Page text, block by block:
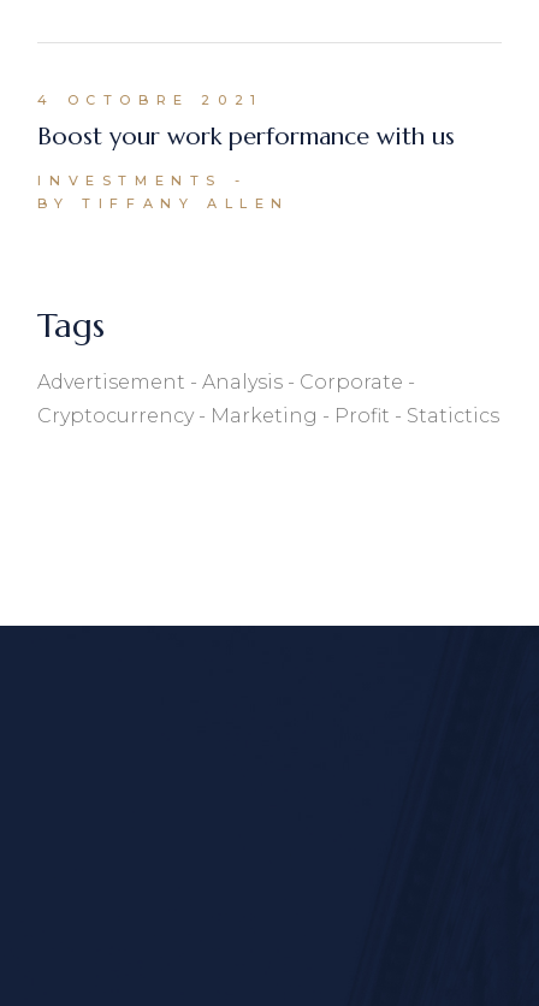
4 OCTOBRE 2021
Boost your work performance with us
INVESTMENTS
BY TIFFANY ALLEN
Tags
Advertisement Analysis
Corporate
Cryptocurrency
Marketing Profit Statictics